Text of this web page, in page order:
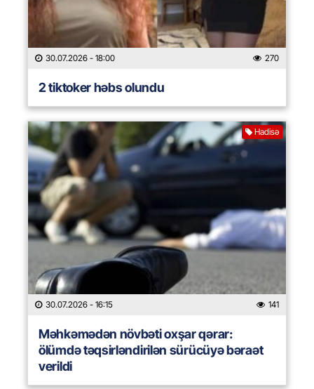
30.07.2026 - 18:00 270
2 tiktoker həbs olundu
Hadisə
30.07.2026 - 16:15 141
Məhkəmədən növbəti oxşar qərar:
ölümdə təqsirləndirilən sürücüyə bəraət
verildi